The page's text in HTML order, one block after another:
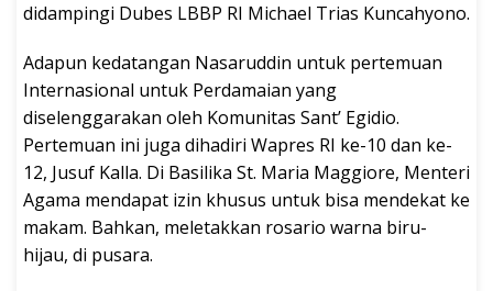
didampingi Dubes LBBP RI Michael Trias Kuncahyono.
Adapun kedatangan Nasaruddin untuk pertemuan
Internasional untuk Perdamaian yang
diselenggarakan oleh Komunitas Sant’ Egidio.
Pertemuan ini juga dihadiri Wapres RI ke-10 dan ke-
12, Jusuf Kalla. Di Basilika St. Maria Maggiore, Menteri
Agama mendapat izin khusus untuk bisa mendekat ke
makam. Bahkan, meletakkan rosario warna biru-
hijau, di pusara.